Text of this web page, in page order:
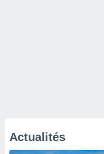
Actualités